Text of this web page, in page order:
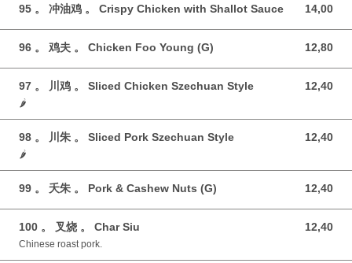
95 。 冲油鸡 。 Crispy Chicken with Shallot Sauce 14,00
14,00 GBP
96 。 鸡夫 。 Chicken Foo Young (G) 12,80
12,80 GBP
97 。 川鸡 。 Sliced Chicken Szechuan Style 12,40
12,40 GBP
🌶️
98 。 川朱 。 Sliced Pork Szechuan Style 12,40
12,40 GBP
🌶️
99 。 夭朱 。 Pork & Cashew Nuts (G) 12,40
12,40 GBP
100 。 叉烧 。 Char Siu 12,40
12,40 GBP
Chinese roast pork.